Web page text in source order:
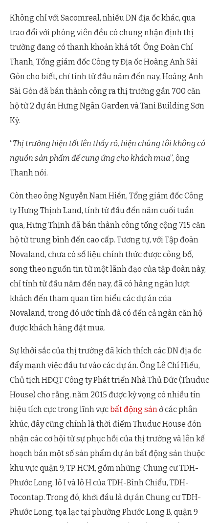
Không chỉ với Sacomreal, nhiều DN địa ốc khác, qua
trao đổi với phóng viên đều có chung nhận định thị
trường đang có thanh khoản khá tốt. Ông Đoàn Chí
Thanh, Tổng giám đốc Công ty Địa ốc Hoàng Anh Sài
Gòn cho biết, chỉ tính từ đầu năm đến nay, Hoàng Anh
Sài Gòn đã bán thành công ra thị trường gần 700 căn
hộ từ 2 dự án Hưng Ngân Garden và Tani Building Sơn
Kỳ.
“Thị trường hiện tốt lên thấy rõ, hiện chúng tôi không có
nguồn sản phẩm để cung ứng cho khách mua”, ông
Thanh nói.
Còn theo ông Nguyễn Nam Hiền, Tổng giám đốc Công
ty Hưng Thịnh Land, tính từ đầu đến năm cuối tuần
qua, Hưng Thịnh đã bán thành công tổng cộng 715 căn
hộ từ trung bình đến cao cấp. Tương tự, với Tập đoàn
Novaland, chưa có số liệu chính thức được công bố,
song theo nguồn tin từ một lãnh đạo của tập đoàn này,
chỉ tính từ đầu năm đến nay, đã có hàng ngàn lượt
khách đến tham quan tìm hiểu các dự án của
Novaland, trong đó ước tính đã có đến cả ngàn căn hộ
được khách hàng đặt mua.
Sự khởi sắc của thị trường đã kích thích các DN địa ốc
đẩy mạnh việc đầu tư vào các dự án. Ông Lê Chí Hiếu,
Chủ tịch HĐQT Công ty Phát triển Nhà Thủ Đức (Thuduc
House) cho rằng, năm 2015 được kỳ vọng có nhiều tín
hiệu tích cực trong lĩnh vựcbất động sảnở các phân
khúc, đây cũng chính là thời điểm Thuduc House đón
nhận các cơ hội từ sự phục hồi của thị trường và lên kế
hoạch bán một số sản phẩm dự án bất động sản thuộc
khu vực quận 9, TP. HCM, gồm những: Chung cư TDH-
Phước Long, lô I và lô H của TDH-Bình Chiểu, TDH-
Tocontap. Trong đó, khởi đầu là dự án Chung cư TDH-
Phước Long, tọa lạc tại phường Phước Long B, quận 9